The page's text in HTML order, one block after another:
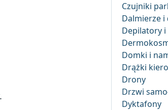
Czujniki
Dalmierze
Depilatory
Domki i
Drążki
Drony
Drzwi
Dyktafony